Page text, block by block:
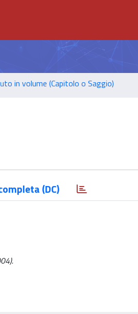
in volume (Capitolo o Saggio)
(DC)